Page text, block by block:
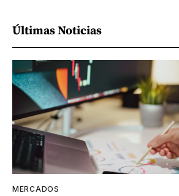
Últimas Noticias
MERCADOS